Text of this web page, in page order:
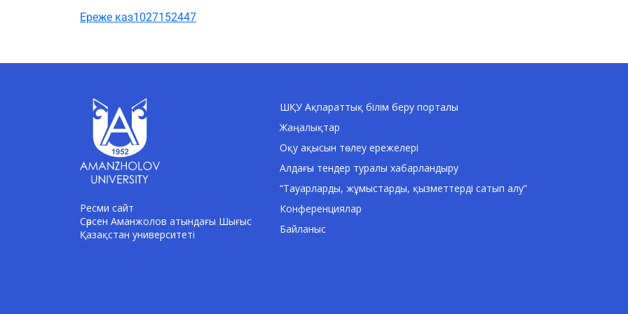
Ереже каз1027152447
Ресми сайт
Сәрсен Аманжолов атындағы Шығыс
Қазақстан университеті
ШҚУ Ақпараттық білім беру порталы
Жаңалықтар
Оқу ақысын төлеу ережелері
Алдағы тендер туралы хабарландыру
“Тауарларды, жұмыстарды, қызметтерді сатып алу”
Конференциялар
Байланыс